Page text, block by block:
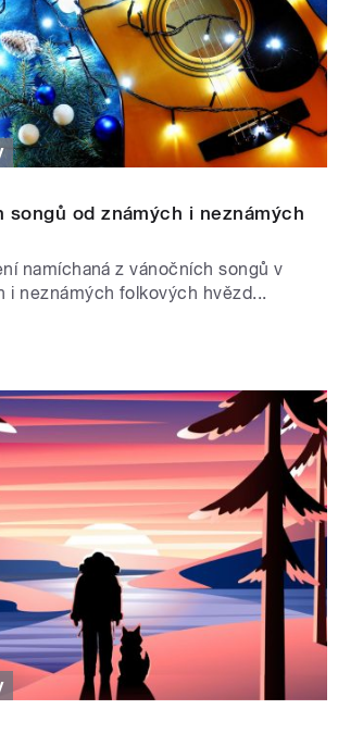
songů od známých i neznámých
namíchaná z vánočních songů v
i neznámých folkových hvězd...